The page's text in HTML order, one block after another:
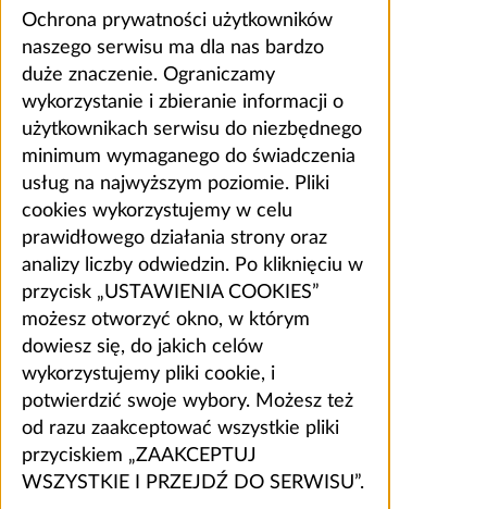
Ochrona prywatności użytkowników
naszego serwisu ma dla nas bardzo
duże znaczenie. Ograniczamy
wykorzystanie i zbieranie informacji o
użytkownikach serwisu do niezbędnego
minimum wymaganego do świadczenia
usług na najwyższym poziomie. Pliki
cookies wykorzystujemy w celu
prawidłowego działania strony oraz
analizy liczby odwiedzin. Po kliknięciu w
przycisk „USTAWIENIA COOKIES”
możesz otworzyć okno, w którym
dowiesz się, do jakich celów
wykorzystujemy pliki cookie, i
potwierdzić swoje wybory. Możesz też
od razu zaakceptować wszystkie pliki
przyciskiem „ZAAKCEPTUJ
WSZYSTKIE I PRZEJDŹ DO SERWISU”.